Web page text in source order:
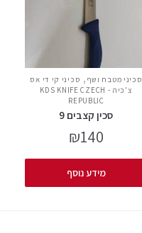
סכיני מטבח ושף , סכיני קי די אס
צ'כיה - KDS KNIFE CZECH
REPUBLIC
סכין קצבים 9
₪140
מידע נוסף